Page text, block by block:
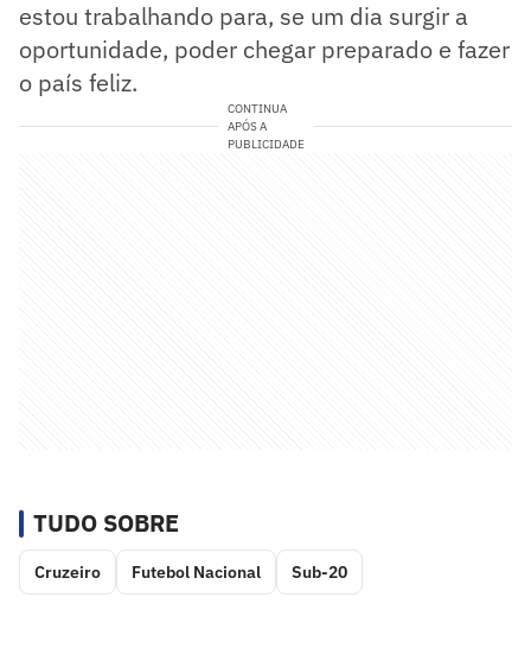
estou trabalhando para, se um dia surgir a
oportunidade, poder chegar preparado e fazer
o país feliz.
CONTINUA
APÓS A
PUBLICIDADE
TUDO SOBRE
Cruzeiro Futebol Nacional Sub-20